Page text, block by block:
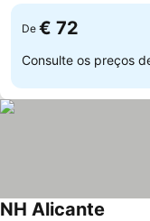
De € 72
Consulte os preços
NH Alicante